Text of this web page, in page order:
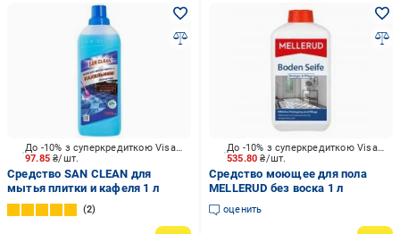
97.85₴/шт.
До -10% з суперкредиткою Visa Вигода
Средство SAN CLEAN для
мытья плитки и кафеля 1 л
2
535.80₴/шт.
До -10% з суперкредиткою Visa Вигода
Средство моющее для пола
MELLERUD без воска 1 л
оценить